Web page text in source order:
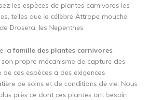
les espèces de plantes carnivores les
telles que le célèbre Attrape mouche,
Drosera, les Nepenthes.
lafamille des plantes carnivores
propre mécanisme de capture des
de ces espèces a des exigences
de soins et de conditions de vie. Nous
près ce dont ces plantes ont besoin